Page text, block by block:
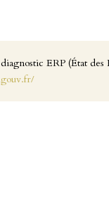
ERP (État